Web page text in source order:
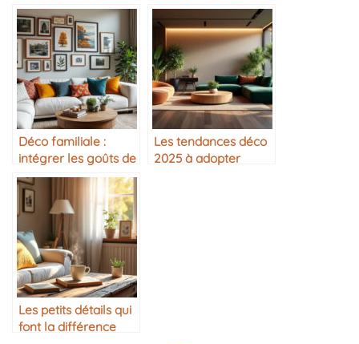
Déco familiale :
intégrer les goûts de
chacun
Les tendances déco
2025 à adopter
Les petits détails qui
font la différence